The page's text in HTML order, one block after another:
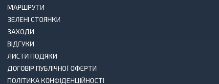
МАРШРУТИ
ЗЕЛЕНІ СТОЯНКИ
ЗАХОДИ
ВІДГУКИ
ЛИСТИ ПОДЯКИ
ДОГОВІР ПУБЛІЧНОЇ ОФЕРТИ
ПОЛІТИКА КОНФІДЕНЦІЙНОСТІ